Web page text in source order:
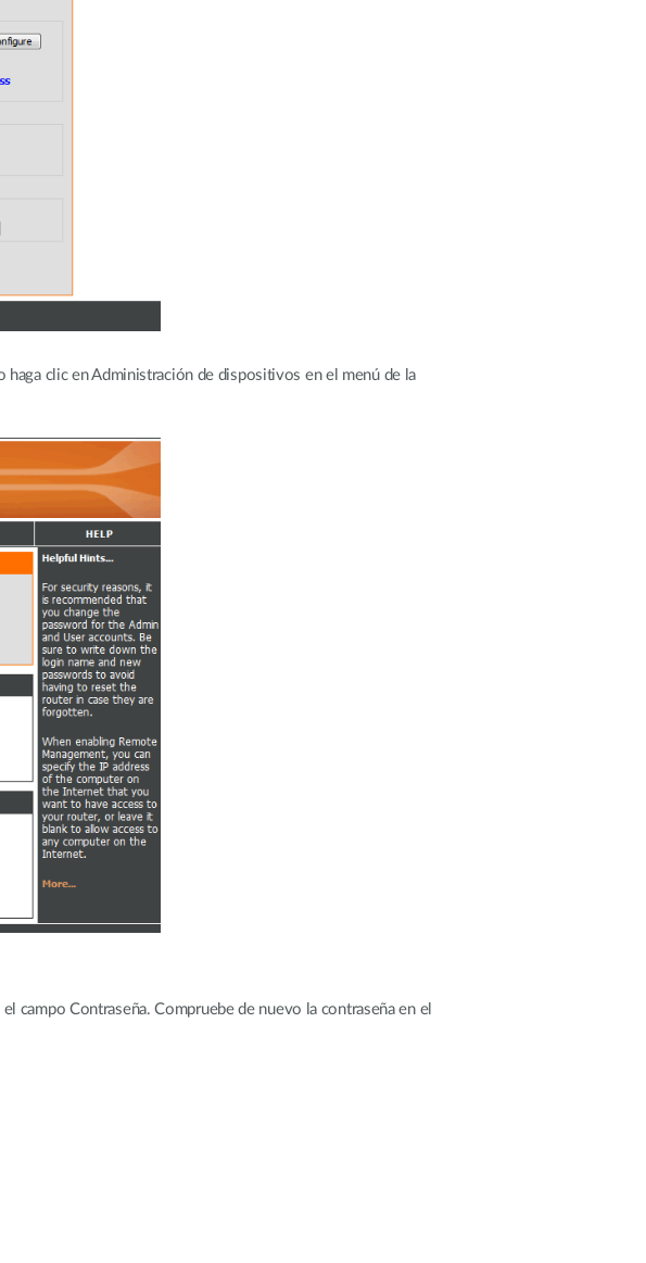
haga clic en Administración de dispositivos en el menú de la
campo Contraseña. Compruebe de nuevo la contraseña en el